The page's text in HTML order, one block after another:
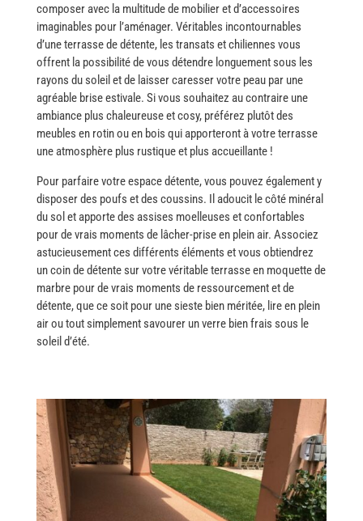
composer avec la multitude de mobilier et d’accessoires
imaginables pour l’aménager. Véritables incontournables
d’une terrasse de détente, les transats et chiliennes vous
offrent la possibilité de vous détendre longuement sous les
rayons du soleil et de laisser caresser votre peau par une
agréable brise estivale. Si vous souhaitez au contraire une
ambiance plus chaleureuse et cosy, préférez plutôt des
meubles en rotin ou en bois qui apporteront à votre terrasse
une atmosphère plus rustique et plus accueillante ! ​‍​‌‍​‍‌
Pour​‍​‌‍​‍‌ parfaire votre espace détente, vous pouvez également y
disposer des poufs et des coussins. Il adoucit le côté minéral
du sol et apporte des assises moelleuses et confortables
pour de vrais moments de lâcher-prise en plein air. Associez
astucieusement ces différents éléments et vous obtiendrez
un coin de détente sur votre véritable terrasse en moquette de
marbre pour de vrais moments de ressourcement et de
détente, que ce soit pour une sieste bien méritée, lire en plein
air ou tout simplement savourer un verre bien frais sous le
soleil ​‍​‌‍​‍‌d’été.